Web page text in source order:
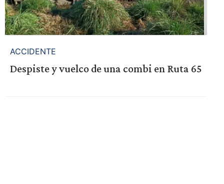
ACCIDENTE
Despiste y vuelco de una combi en Ruta 65